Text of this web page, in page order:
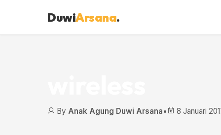
DuwiArsana.
By Anak Agung Duwi Arsana• 8 Januari